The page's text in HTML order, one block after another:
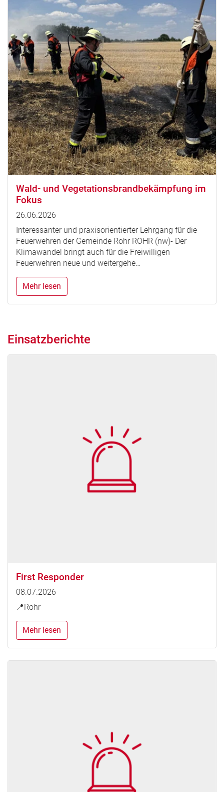
Wald- und Vegetationsbrandbekämpfung im
Fokus
26.06.2026
Interessanter und praxisorientierter Lehrgang für die
Feuerwehren der Gemeinde Rohr ROHR (nw)- Der
Klimawandel bringt auch für die Freiwilligen
Feuerwehren neue und weitergehe…
Mehr lesen
Einsatzberichte
First Responder
08.07.2026
📍Rohr
Mehr lesen